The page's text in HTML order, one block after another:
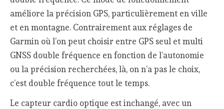
améliore la précision GPS, particulièrement en ville
et en montagne. Contrairement aux réglages de
Garmin où l’on peut choisir entre GPS seul et multi
GNSS double fréquence en fonction de l’autonomie
ou la précision recherchées, là, on n’a pas le choix,
c’est double fréquence tout le temps.
Le capteur cardio optique est inchangé, avec un